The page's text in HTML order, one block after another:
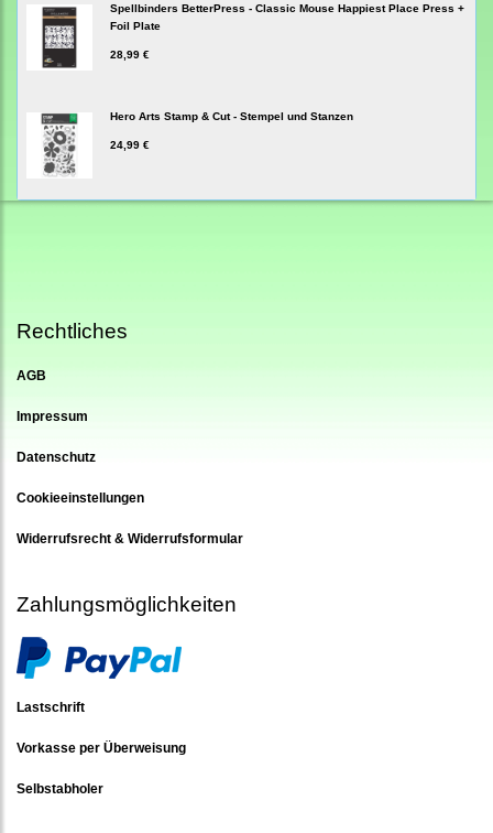
Spellbinders BetterPress - Classic Mouse Happiest Place Press +
Foil Plate
28,99 €
Hero Arts Stamp & Cut - Stempel und Stanzen
24,99 €
Rechtliches
AGB
Impressum
Datenschutz
Cookieeinstellungen
Widerrufsrecht & Widerrufsformular
Zahlungsmöglichkeiten
Lastschrift
Vorkasse per Überweisung
Selbstabholer